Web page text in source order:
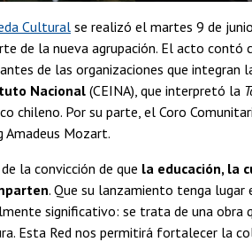
Culturalse realizó el martes 9 de
de la nueva agrupación. El acto
de las organizaciones que integran
Nacional (CEINA), que interpretó la
chileno. Por su parte, el Coro
Amadeus Mozart.
la convicción de que la educación, la
. Que su lanzamiento tenga lugar
significativo: se trata de una
Esta Red nos permitirá fortalecer la